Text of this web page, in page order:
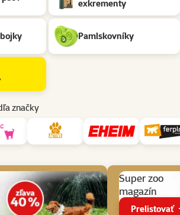
exkrementy
Pamlskovníky
značky
Super zoo
magazín
Prelistovať